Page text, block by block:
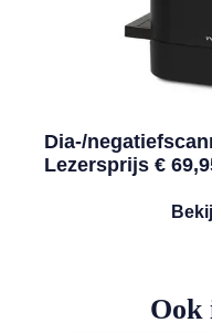
Dia-/
Lezersprijs €
Ook